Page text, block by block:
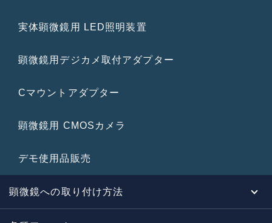
実体顕微鏡用 LED照明装置
顕微鏡用デジカメ取付アダプター
Cマウントアダプター
顕微鏡用 CMOSカメラ
デモ使用品販売
顕微鏡への取り付け方法